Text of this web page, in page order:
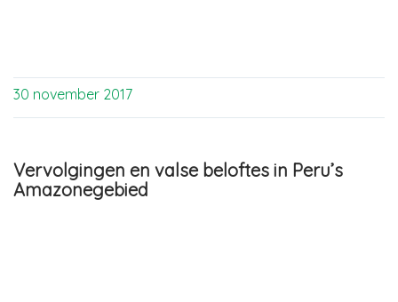
30 november 2017
Vervolgingen en valse beloftes in Peru’s
Amazonegebied